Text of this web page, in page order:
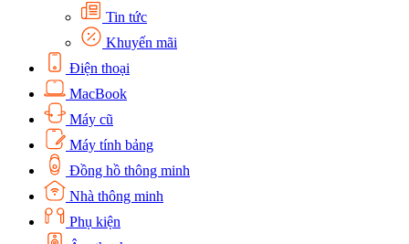
Tin tức
Khuyến mãi
Điện thoại
MacBook
Máy cũ
Máy tính bảng
Đồng hồ thông minh
Nhà thông minh
Phụ kiện